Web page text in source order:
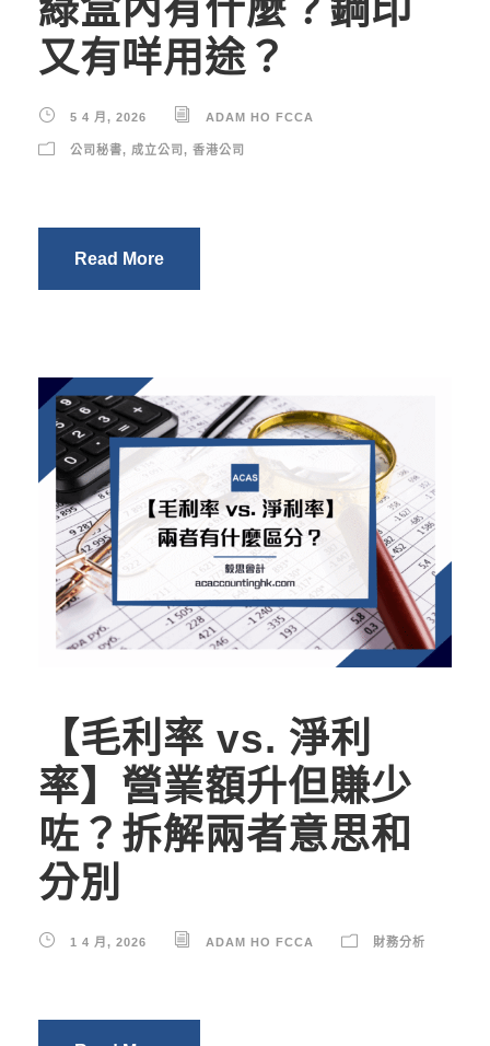
綠盒內有什麼？鋼印
又有咩用途？
5 4 月, 2026 ADAM HO FCCA
公司秘書, 成立公司 , 香港公司
Read More
【毛利率 vs. 淨利
率】營業額升但賺少
咗？拆解兩者意思和
分別
1 4 月, 2026 ADAM HO FCCA 財務分析